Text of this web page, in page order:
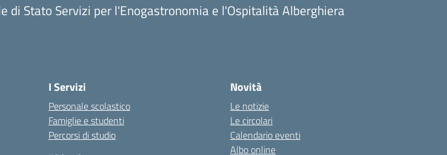
di Stato Servizi per l'Enogastronomia e l'Ospitalità Alberghiera
I Servizi
Personale scolastico
Famiglie e studenti
Percorsi di studio
Novità
Le notizie
Le circolari
Calendario eventi
Albo online